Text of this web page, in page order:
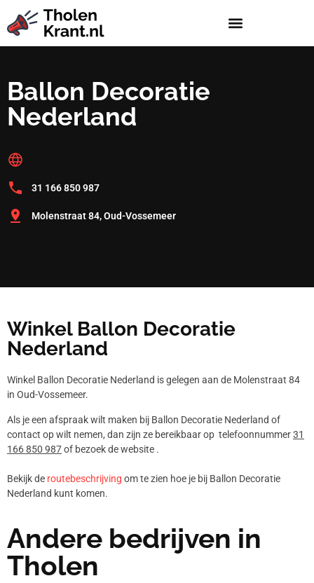
Ballon Decoratie
Nederland
31 166 850 987
Molenstraat 84, Oud-Vossemeer
Winkel Ballon Decoratie
Nederland
Winkel Ballon Decoratie Nederland is gelegen aan de Molenstraat 84
in Oud-Vossemeer.
Als je een afspraak wilt maken bij Ballon Decoratie Nederland of
contact op wilt nemen, dan zijn ze bereikbaar op telefoonnummer31
166 850 987of bezoek de website .
Bekijk de routebeschrijving om te zien hoe je bij Ballon Decoratie
Nederland kunt komen.
Andere bedrijven in
Tholen